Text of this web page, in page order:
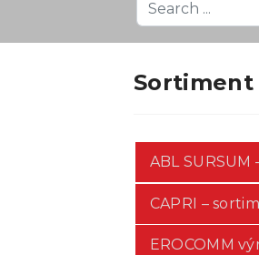
...
Sortiment
ABL
CAPRI –
EROCOMM